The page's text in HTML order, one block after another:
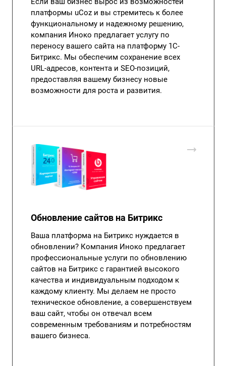
платформы uCoz и вы стремитесь к более
функциональному и надежному решению,
компания Иноко предлагает услугу по
переносу вашего сайта на платформу 1С-
Битрикс. Мы обеспечим сохранение всех
URL-адресов, контента и SEO-позиций,
предоставляя вашему бизнесу новые
возможности для роста и развития.
Обновление сайтов на Битрикс
Ваша платформа на Битрикс нуждается в
обновлении? Компания Иноко предлагает
профессиональные услуги по обновлению
сайтов на Битрикс с гарантией высокого
качества и индивидуальным подходом к
каждому клиенту. Мы делаем не просто
техническое обновление, а совершенствуем
ваш сайт, чтобы он отвечал всем
современным требованиям и потребностям
вашего бизнеса.